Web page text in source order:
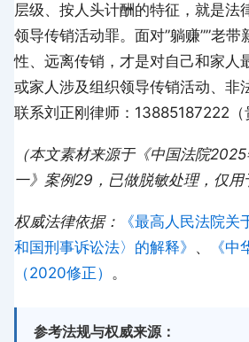
层级、按人头计酬的特征，就是法
领导传销活动罪。面对”躺赚””老带
性、远离传销，才是对自己和家人
或家人涉及组织领导传销活动、非
联系刘正刚律师：13885187222（
（本文素材来源于《中国法院
一》案例29，已做脱敏处理，仅用
权威法律依据：
《最高人民法院
和国刑事诉讼法〉的解释》 、
《中
（2020修正） 。
参考法规与权威来源：